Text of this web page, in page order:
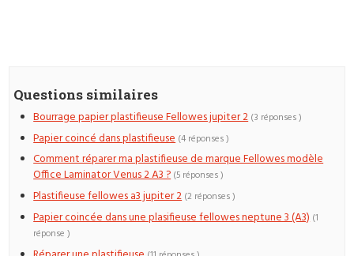
Questions similaires
Bourrage papier plastifieuse Fellowes jupiter 2 (3 réponses )
Papier coincé dans plastifieuse (4 réponses )
Comment réparer ma plastifieuse de marque Fellowes modèle
Office Laminator Venus 2 A3 ? (5 réponses )
Plastifieuse fellowes a3 jupiter 2 (2 réponses )
Papier coincée dans une plasifieuse fellowes neptune 3 (A3) (1
réponse )